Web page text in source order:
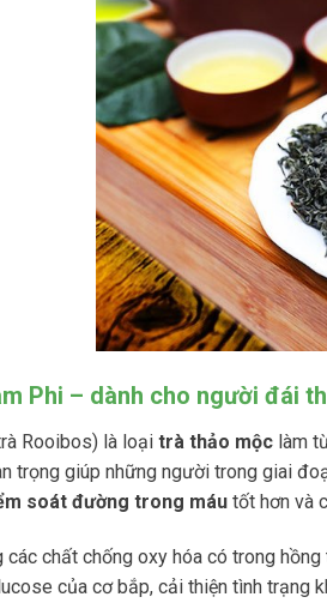
Phi – dành cho người đái
Rooibos) là loại trà thảo mộc làm
trọng giúp những người trong giai
soát đường trong máu tốt hơn và
các chất chống oxy hóa có trong
của cơ bắp, cải thiện tình trạng